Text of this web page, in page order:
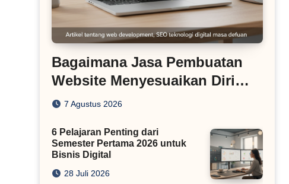
Bagaimana Jasa Pembuatan
Website Menyesuaikan Diri
dengan Algoritma SEO Masa
7 Agustus 2026
6 Pelajaran Penting dari
Semester Pertama 2026 untuk
Bisnis Digital
28 Juli 2026